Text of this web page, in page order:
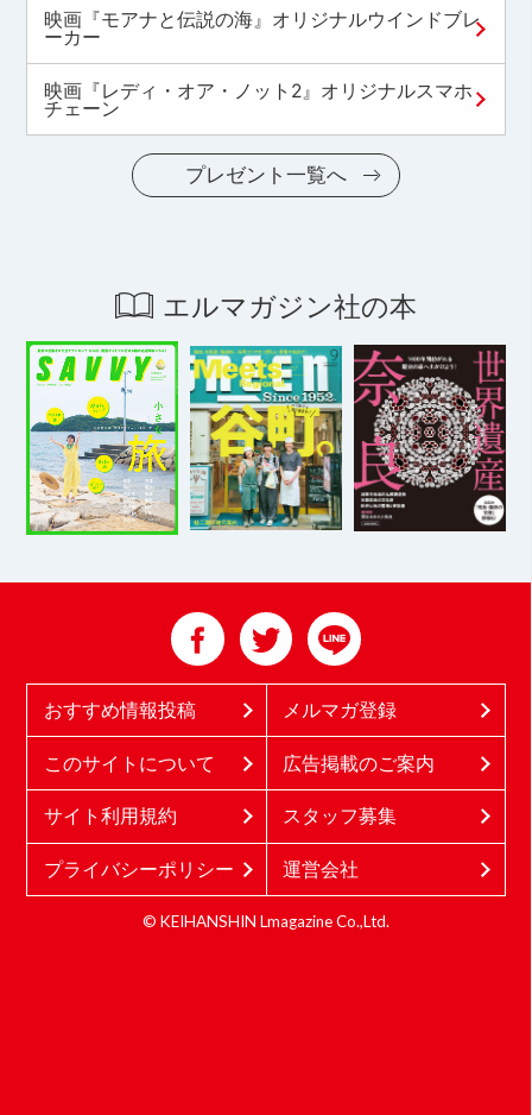
映画『モアナと伝説の海』オリジナルウインドブレ
ーカー
映画『レディ・オア・ノット2』オリジナルスマホ
チェーン
プレゼント一覧へ
エルマガジン社の本
おすすめ情報投稿 メルマガ登録
このサイトについて 広告掲載のご案内
サイト利用規約 スタッフ募集
プライバシーポリシー 運営会社
© KEIHANSHIN Lmagazine Co.,Ltd.